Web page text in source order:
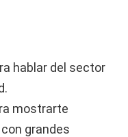
hablar del sector
mostrarte
grandes